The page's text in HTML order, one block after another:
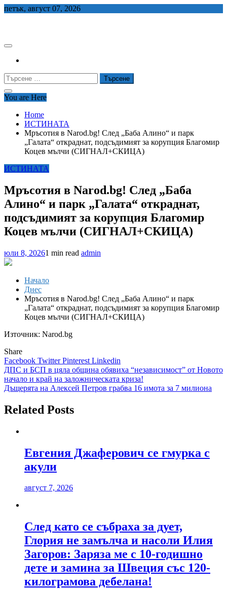
Skip
петък, август 07, 2026
Търсене
за:
You are Here
Home
ИСТИНАТА
Мръсотия в Narod.bg! След „Баба Алино“ и парк
„Галата“ откраднат, подсъдимият за корупция Благомир
Коцев мълчи (СИГНАЛ+СКИЦА)
ИСТИНАТА
Мръсотия в Narod.bg! След „Баба
Алино“ и парк „Галата“ откраднат,
подсъдимият за корупция Благомир
Коцев мълчи (СИГНАЛ+СКИЦА)
юли 8, 20261 min read admin
Начало
Днес
Мръсотия в Narod.bg! След „Баба Алино“ и парк
„Галата“ откраднат, подсъдимият за корупция Благомир
Коцев мълчи (СИГНАЛ+СКИЦА)
Източник: Narod.bg
Share
Facebook TwitterPinterest Linkedin
Навигация
ДПС и БСП в цяла община обявиха “независимост” от Новото
начало и край на заложническата криза!
Дъщерята на Алексей Петров грабва 16 имота за 7 милиона
Related Posts
Евгения Джаферович се гмурка с
акули
август 7, 2026
След като се събраха за дует,
Глория не замълча и насоли Илия
Загоров: Заряза ме с 10-годишно
дете и замина за Швеция със 120-
килограмова дебелана!